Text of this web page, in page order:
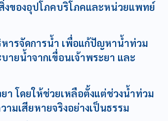
ของอุปโภคบริโภคและหน่วยแพทย์
ารจัดการน้ำ เพื่อแก้ปัญหาน้ำท่วม
ายน้ำจากเขื่อนเจ้าพระยา และ
า โดยให้ช่วยเหลือตั้งแต่ช่วงน้ำท่วม
มเสียหายจริงอย่างเป็นธรรม